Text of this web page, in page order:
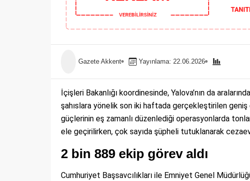
Gazete Akkent Yayınlama: 22.06.2026
İçişleri Bakanlığı koordinesinde, Yalova’nın da
şahıslara yönelik son iki haftada gerçekleştirilen
güçlerinin eş zamanlı düzenlediği operasyonlarda
ele geçirilirken, çok sayıda şüpheli tutuklanarak
2 bin 889 ekip görev aldı
Cumhuriyet Başsavcılıkları ile Emniyet Genel